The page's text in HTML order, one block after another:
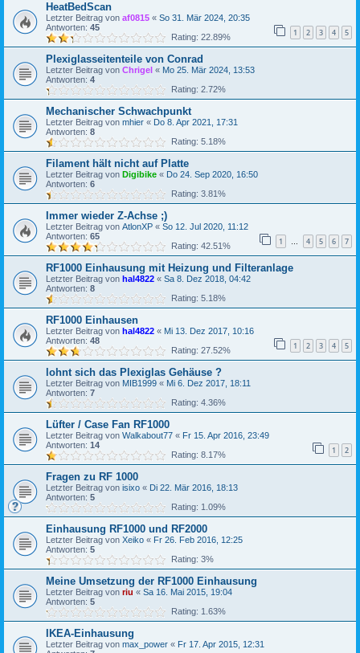
HeatBedScan
Letzter Beitrag von af0815 « So 31. Mär 2024, 20:35
Antworten: 45 1 2 3 4 5
Rating: 22.89%
Plexiglasseitenteile von Conrad
Letzter Beitrag von Chrigel « Mo 25. Mär 2024, 13:53
Antworten: 4
Rating: 2.72%
Mechanischer Schwachpunkt
Letzter Beitrag von mhier « Do 8. Apr 2021, 17:31
Antworten: 8
Rating: 5.18%
Filament hält nicht auf Platte
Letzter Beitrag von Digibike « Do 24. Sep 2020, 16:50
Antworten: 6
Rating: 3.81%
Immer wieder Z-Achse ;)
Letzter Beitrag von AtlonXP « So 12. Jul 2020, 11:12
Antworten: 65 1 … 4 5 6 7
Rating: 42.51%
RF1000 Einhausung mit Heizung und Filteranlage
Letzter Beitrag von hal4822 « Sa 8. Dez 2018, 04:42
Antworten: 8
Rating: 5.18%
RF1000 Einhausen
Letzter Beitrag von hal4822 « Mi 13. Dez 2017, 10:16
Antworten: 48 1 2 3 4 5
Rating: 27.52%
lohnt sich das Plexiglas Gehäuse ?
Letzter Beitrag von MIB1999 « Mi 6. Dez 2017, 18:11
Antworten: 7
Rating: 4.36%
Lüfter / Case Fan RF1000
Letzter Beitrag von Walkabout77 « Fr 15. Apr 2016, 23:49
Antworten: 14 1 2
Rating: 8.17%
Fragen zu RF 1000
Letzter Beitrag von isixo « Di 22. Mär 2016, 18:13
Antworten: 5
Rating: 1.09%
Einhausung RF1000 und RF2000
Letzter Beitrag von Xeiko « Fr 26. Feb 2016, 12:25
Antworten: 5
Rating: 3%
Meine Umsetzung der RF1000 Einhausung
Letzter Beitrag von riu « Sa 16. Mai 2015, 19:04
Antworten: 5
Rating: 1.63%
IKEA-Einhausung
Letzter Beitrag von max_power « Fr 17. Apr 2015, 12:31